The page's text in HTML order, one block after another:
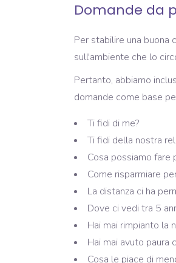
Domande da
Per stabilire una buona
sull'ambiente che lo
Pertanto, abbiamo
domande come base
Ti fidi di me?
Ti fidi della nostra
Cosa possiamo fare
Come risparmiare
La distanza ci ha
Dove ci vedi tra 5
Hai mai rimpianto la
Hai mai avuto paura
Cosa le piace di